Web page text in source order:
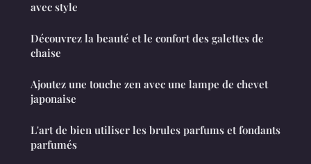
avec style
Découvrez la beauté et le confort des galettes de
chaise
Ajoutez une touche zen avec une lampe de chevet
japonaise
L'art de bien utiliser les brules parfums et fondants
parfumés